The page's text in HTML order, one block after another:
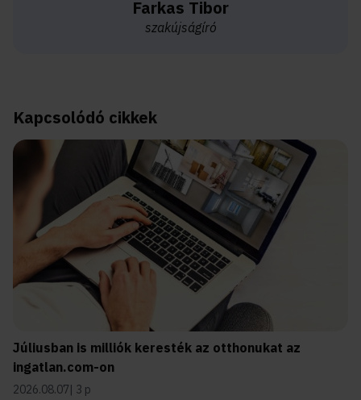
Farkas Tibor
szakújságíró
Kapcsolódó cikkek
Júliusban is milliók keresték az otthonukat az
ingatlan.com-on
2026.08.07 3 p